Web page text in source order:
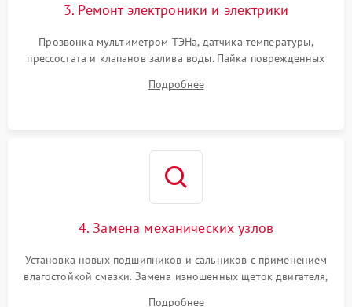
3. Ремонт электроники и электрики
Прозвонка мультиметром ТЭНа, датчика температуры,
прессостата и клапанов залива воды. Пайка поврежденных
Восстановление целостности проводки и контактов.
Подробнее
4. Замена механических узлов
Установка новых подшипников и сальников с применением
влагостойкой смазки. Замена изношенных щеток двигателя,
Подробнее